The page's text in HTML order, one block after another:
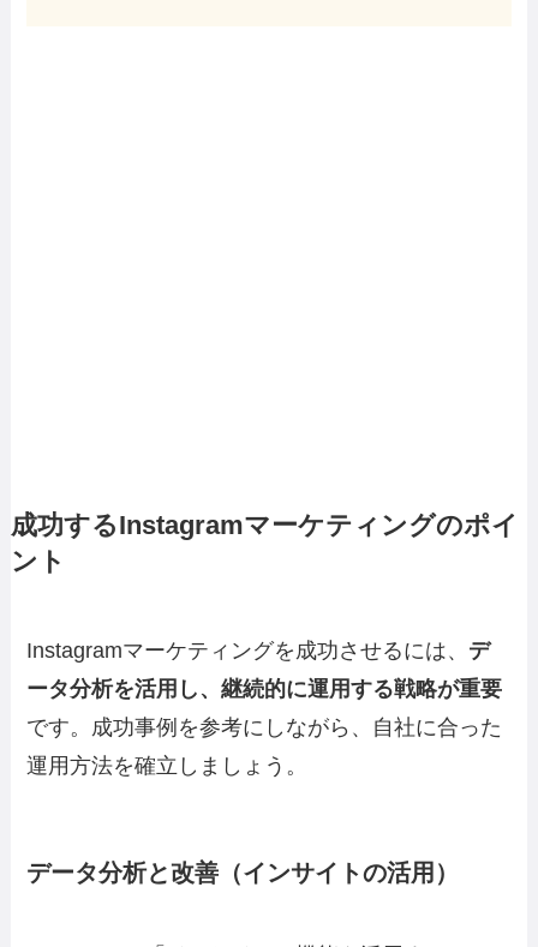
成功するInstagramマーケティングのポイ
ント
Instagramマーケティングを成功させるには、 デ
ータ分析を活用し、継続的に運用する戦略が重要
です。成功事例を参考にしながら、自社に合った
運用方法を確立しましょう。
データ分析と改善（インサイトの活用）